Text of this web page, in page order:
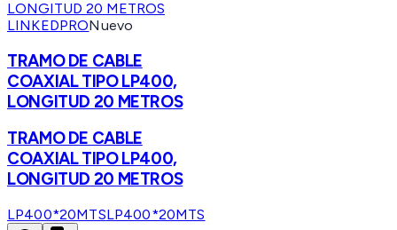
LINKEDPRONuevo
TRAMO DE CABLE
COAXIAL TIPO LP400,
LONGITUD 20 METROS
TRAMO DE CABLE
COAXIAL TIPO LP400,
LONGITUD 20 METROS
LP400*20MTSLP400*20MTS